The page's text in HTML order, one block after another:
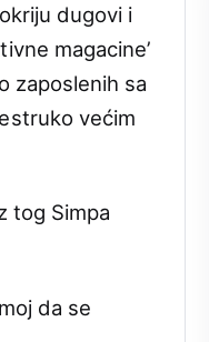
dugovi i
magacine’
zaposlenih sa
većim
tog Simpa
da se